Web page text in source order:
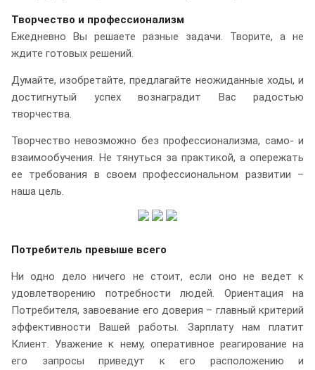
Творчество и профессионализм
Ежедневно Вы решаете разные задачи. Творите, а не
ждите готовых решений.
Думайте, изобретайте, предлагайте неожиданные ходы, и
достигнутый успех вознаградит Вас радостью
творчества.
Творчество невозможно без профессионализма, само- и
взаимообучения. Не тянуться за практикой, а опережать
ее требования в своем профессиональном развитии –
наша цель.
Потребитель превыше всего
Ни одно дело ничего не стоит, если оно не ведет к
удовлетворению потребности людей. Ориентация на
Потребителя, завоевание его доверия – главный критерий
эффективности Вашей работы. Зарплату нам платит
Клиент. Уважение к нему, оперативное реагирование на
его запросы приведут к его расположению и